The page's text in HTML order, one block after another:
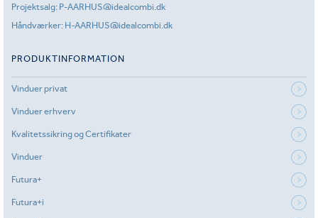
Projektsalg: P-AARHUS@idealcombi.dk
Håndværker: H-AARHUS@idealcombi.dk
PRODUKTINFORMATION
Vinduer privat
Vinduer erhverv
Kvalitetssikring og Certifikater
Vinduer
Futura+
Futura+i